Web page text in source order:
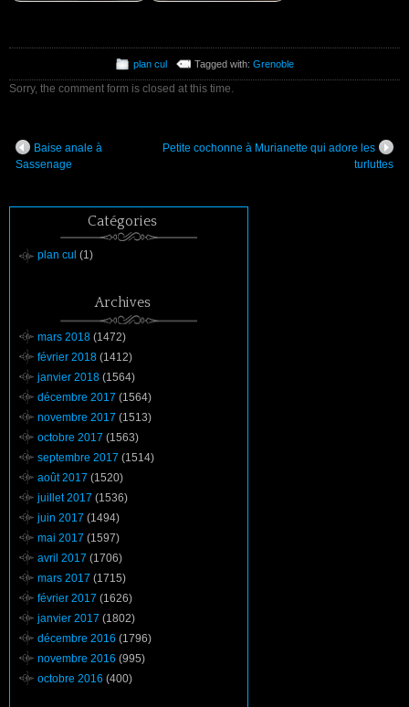
plan cul Tagged with:Grenoble
Sorry, the comment form is closed at this time.
Baise anale à
Sassenage
Petite cochonne à Murianette qui adore les
turluttes
Catégories
plan cul (1)
Archives
mars 2018 (1472)
février 2018 (1412)
janvier 2018 (1564)
décembre 2017 (1564)
novembre 2017 (1513)
octobre 2017 (1563)
septembre 2017 (1514)
août 2017 (1520)
juillet 2017 (1536)
juin 2017 (1494)
mai 2017 (1597)
avril 2017 (1706)
mars 2017 (1715)
février 2017 (1626)
janvier 2017 (1802)
décembre 2016 (1796)
novembre 2016 (995)
octobre 2016 (400)